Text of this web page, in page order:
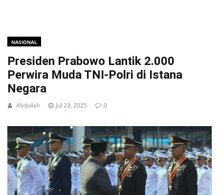
NASIONAL
Presiden Prabowo Lantik 2.000
Perwira Muda TNI-Polri di Istana
Negara
Abdullah Jul 23, 2025 0